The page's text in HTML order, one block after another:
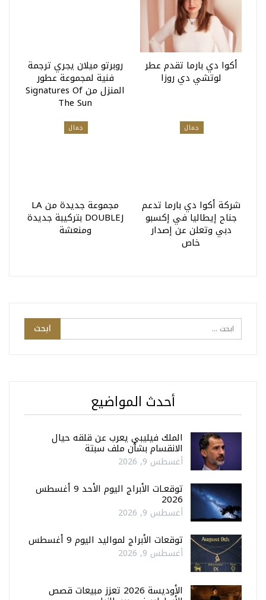
أكوا دي بارما تقدم عطر
لوتشي دي روزا
روبرتو ميلان يجري ترجمة
فنية لمجموعة عطور
المنزل من Signatures Of
The Sun
جمال
شركة أكوا دي بارما تدعم
جناح إيطاليا في إكسبو
دبي وتعلن عن إصدار
خاص
جمال
مجموعة جديدة من LA
DOUBLEJ بتركيبة جديدة
ومنعشة
أحدث المواضيع
الملك فيليبي يعرب عن قلقه حيال
الانقسام بشأن ملف سبتة
أغسطس 9, 2026
توقعـات الأبراج اليوم الأحد 9 أغسطس
2026
أغسطس 9, 2026
توقعات الأبراج لمواليد اليوم 9 أغسطس
أغسطس 9, 2026
الأوديسة 2026 تعزز مبيعات قصص